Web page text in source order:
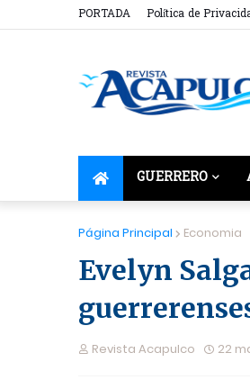
PORTADA Política de
GUERRERO
Página Principal Economia
Evelyn
Revista Acapulco 22